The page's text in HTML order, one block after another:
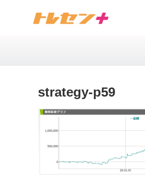
strategy-p59